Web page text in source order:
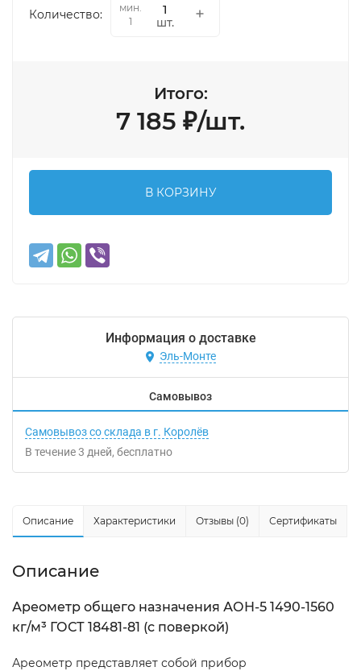
Количество:
мин.
1
шт.
Итого:
7 185 ₽/шт.
В КОРЗИНУ
Информация о доставке
Эль-Монте
Самовывоз
Самовывоз со склада в г. Королёв
В течение3 дней Бесплатно
Описание Характеристики Отзывы (0) Сертификаты
Описание
Ареометр общего назначения АОН-5 1490-1560
кг/м³ ГОСТ 18481-81 (с поверкой)
Ареометр представляет собой прибор